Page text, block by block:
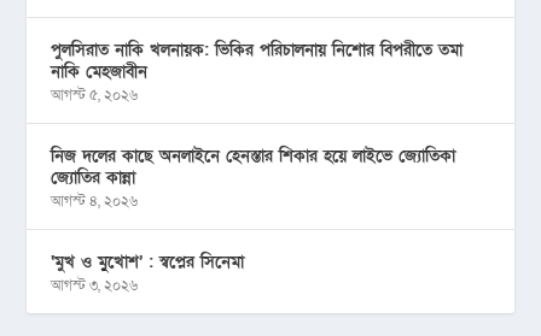
পুলসিরাত নাকি খলনায়ক: ভিকির পরিচালনায় নিশোর বিপরীতে তমা
নাকি মেহজাবীন
আগস্ট ৫, ২০২৬
নিজ দলের কাছে অনলাইনে হেনস্তার শিকার হয়ে লাইভে জ্যোতিকা
জ্যোতির কান্না
আগস্ট ৪, ২০২৬
‘মুখ ও মু্খোশ’ : স্বপ্নের সিনেমা
আগস্ট ৩, ২০২৬